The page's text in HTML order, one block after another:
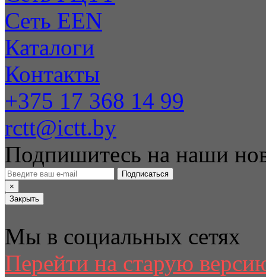
Сеть EEN
Каталоги
Контакты
+375 17 368 14 99
rctt@ictt.by
Подпишитесь на наши
Подписаться
×
Закрыть
Мы в социальных сетях
Перейти на старую